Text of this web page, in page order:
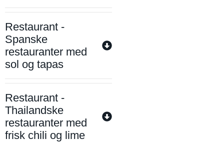
Restaurant -
Spanske
restauranter med
sol og tapas
Restaurant -
Thailandske
restauranter med
frisk chili og lime